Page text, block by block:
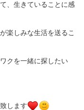
、生きていることに感
楽しみな生活を送るこ
クを一緒に探したい
します